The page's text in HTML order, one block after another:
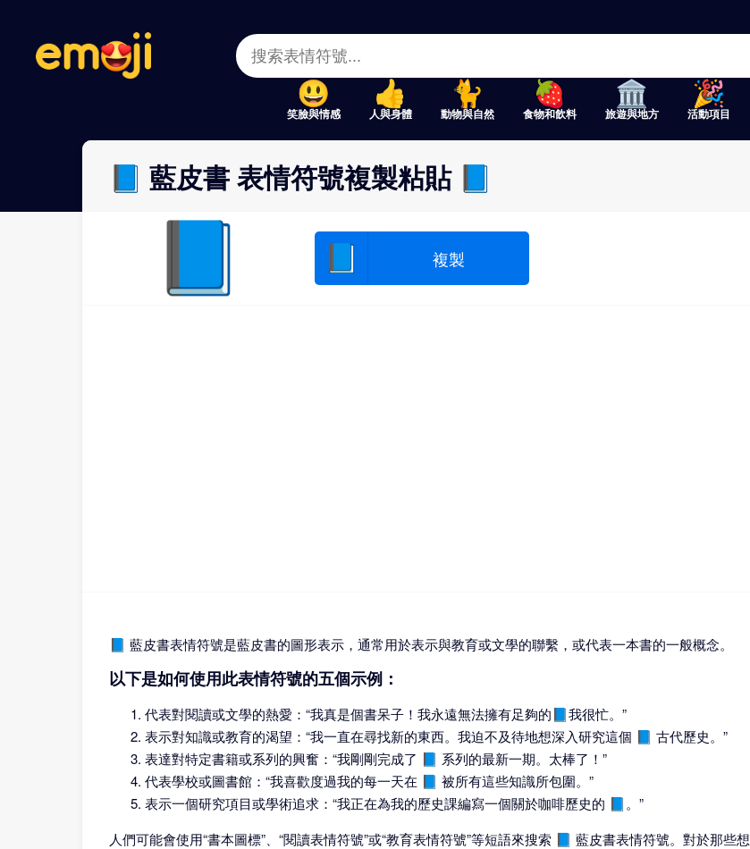
笑臉與情感 人與身體 動物與自然 食物和飲料 旅遊與地方 活動項目
Close
Close
📘 藍皮書 表情符號複製粘貼 📘
複製
📘 藍皮書表情符號是藍皮書的圖形表示，通常用於表示與教育或文學的聯繫，或代表一本書的一般概念。
以下是如何使用此表情符號的五個示例：
代表對閱讀或文學的熱愛：“我真是個書呆子！我永遠無法擁有足夠的📘我很忙。”
表示對知識或教育的渴望：“我一直在尋找新的東西。我迫不及待地想深入研究這個 📘 古代歷史。”
表達對特定書籍或系列的興奮：“我剛剛完成了 📘 系列的最新一期。太棒了！”
代表學校或圖書館：“我喜歡度過我的每一天在 📘 被所有這些知識所包圍。”
表示一個研究項目或學術追求：“我正在為我的歷史課編寫一個關於咖啡歷史的 📘。”
人們可能會使用“書本圖標”、“閱讀表情符號”或“教育表情符號”等短語來搜索 📘 藍皮書表情符號。對於那些想